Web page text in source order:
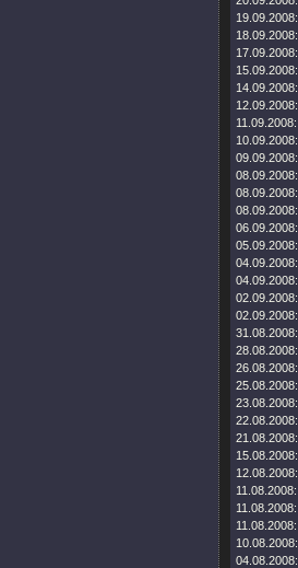
19.09.2008:
18.09.2008:
17.09.2008:
15.09.2008:
14.09.2008:
12.09.2008:
11.09.2008:
10.09.2008:
09.09.2008:
08.09.2008:
08.09.2008:
08.09.2008:
06.09.2008:
05.09.2008:
04.09.2008:
04.09.2008:
02.09.2008:
02.09.2008:
31.08.2008:
28.08.2008:
26.08.2008:
25.08.2008:
23.08.2008:
22.08.2008:
21.08.2008:
15.08.2008:
12.08.2008:
11.08.2008:
11.08.2008:
11.08.2008:
10.08.2008:
04.08.2008: